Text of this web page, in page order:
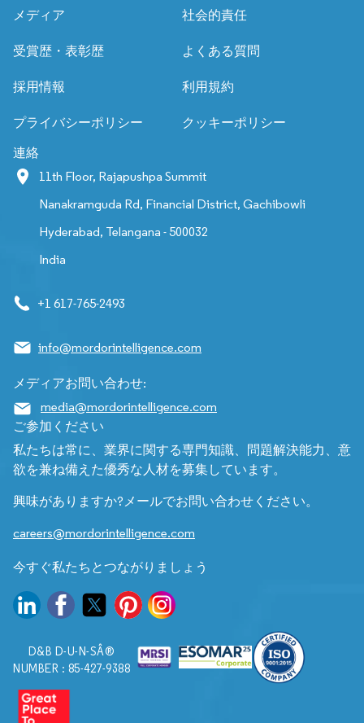
メディア 社会的責任
受賞歴・表彰歴 よくある質問
採用情報 利用規約
プライバシーポリシー クッキーポリシー
連絡
11th Floor, Rajapushpa Summit
Nanakramguda Rd, Financial District, Gachibowli
Hyderabad, Telangana - 500032
India
+1 617-765-2493
info@mordorintelligence.com
メディアお問い合わせ:
media@mordorintelligence.com
ご参加ください
私たちは常に、業界に関する専門知識、問題解決能力、意
欲を兼ね備えた優秀な人材を募集しています。
興味がありますか?メールでお問い合わせください。
careers@mordorintelligence.com
今すぐ私たちとつながりましょう
D&B D-U-N-SÂ®
NUMBER : 85-427-9388